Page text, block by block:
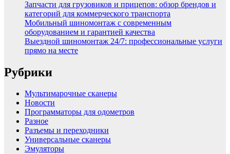
Запчасти для грузовиков и прицепов: обзор брендов и
категорий для коммерческого транспорта
Мобильный шиномонтаж с современным
оборудованием и гарантией качества
Выездной шиномонтаж 24/7: профессиональные услуги
прямо на месте
Рубрики
Мультимарочные сканеры
Новости
Программаторы для одометров
Разное
Разъемы и переходники
Универсальные сканеры
Эмуляторы